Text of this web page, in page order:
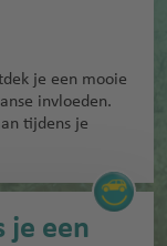
je een mooie
invloeden.
tijdens je
je een